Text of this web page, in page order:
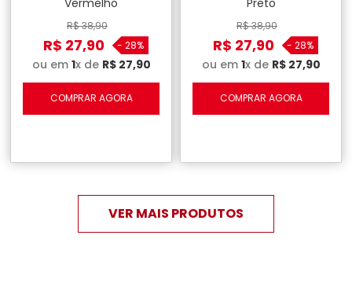
Vermelho
R$38,90
R$ 27,90 - 28%
ou em 1x de R$ 27,90
COMPRAR AGORA
Preto
R$38,90
R$ 27,90 - 28%
ou em 1x de R$ 27,90
COMPRAR AGORA